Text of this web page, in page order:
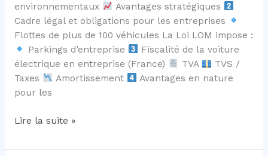
environnementaux
Avantages stratégiques
Cadre légal et obligations pour les entreprises
Flottes de plus de 100 véhicules La Loi LOM impose :
Parkings d’entreprise
Fiscalité de la voiture
électrique en entreprise (France)
TVA
TVS /
Taxes
Amortissement
Avantages en nature
pour les
Pourquoi
à
Lire la suite »